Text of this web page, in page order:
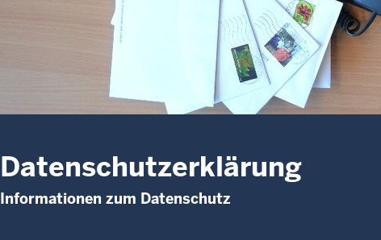
Datenschutzerklärung
Informationen zum Datenschutz